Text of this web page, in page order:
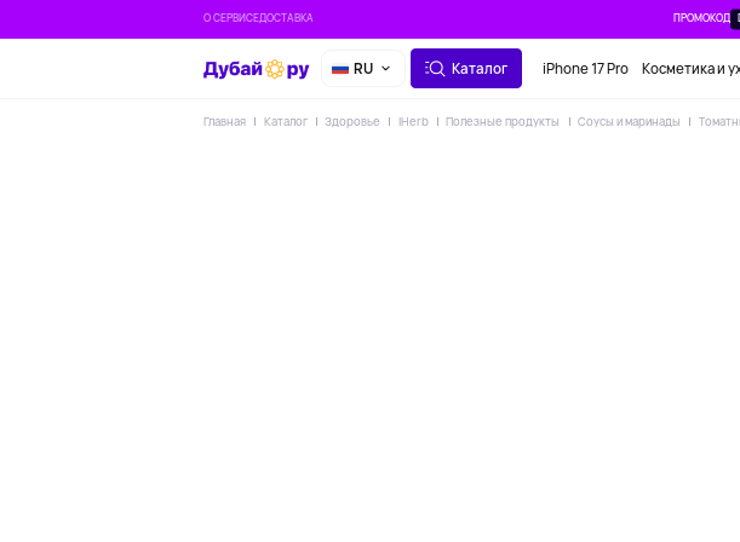
О СЕРВИСЕДОСТАВКА ПРОМОКОД
RU Каталог iPhone 17 Pro Косметика и
Главная Каталог Здоровье IHerb Полезные продукты Соусы и маринады